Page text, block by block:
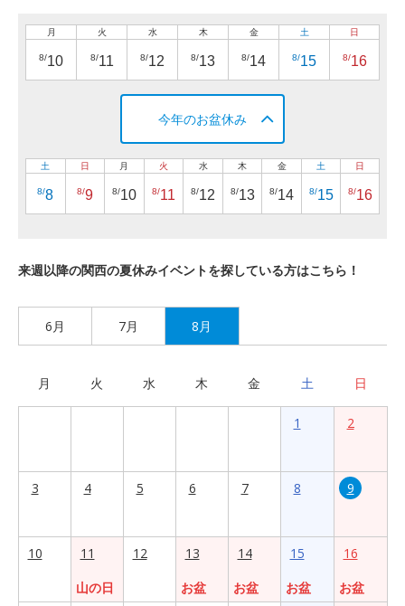
月
8/10
火
8/11
水
8/12
木
8/13
金
8/14
土
8/15
日
8/16
今年のお盆休み
土
8/8
日
8/9
月
8/10
火
8/11
水
8/12
木
8/13
金
8/14
土
8/15
日
8/16
来週以降の関西の夏休みイベントを探している方はこちら！
6月 7月 8月
月 火 水 木 金 土 日
1 2
3 4 5 6 7 8 9
10
11
山の日
12
13
お盆
14
お盆
15
お盆
16
お盆